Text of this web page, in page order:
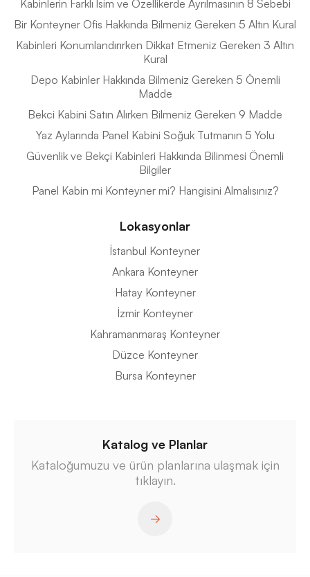
Kabinlerin Farklı İsim ve Özellikerde Ayrılmasının 8 Sebebi
Bir Konteyner Ofis Hakkında Bilmeniz Gereken 5 Altın Kural
Kabinleri Konumlandırırken Dikkat Etmeniz Gereken 3 Altın
Kural
Depo Kabinler Hakkında Bilmeniz Gereken 5 Önemli
Madde
Bekci Kabini Satın Alırken Bilmeniz Gereken 9 Madde
Yaz Aylarında Panel Kabini Soğuk Tutmanın 5 Yolu
Güvenlik ve Bekçi Kabinleri Hakkında Bilinmesi Önemli
Bilgiler
Panel Kabin mi Konteyner mi? Hangisini Almalısınız?
Lokasyonlar
İstanbul Konteyner
Ankara Konteyner
Hatay Konteyner
İzmir Konteyner
Kahramanmaraş Konteyner
Düzce Konteyner
Bursa Konteyner
Katalog ve Planlar
Kataloğumuzu ve ürün planlarına ulaşmak için
tıklayın.